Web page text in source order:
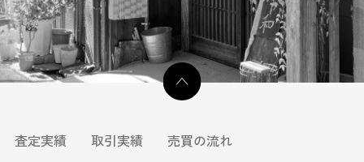
査定実績 取引実績
売買の流れ